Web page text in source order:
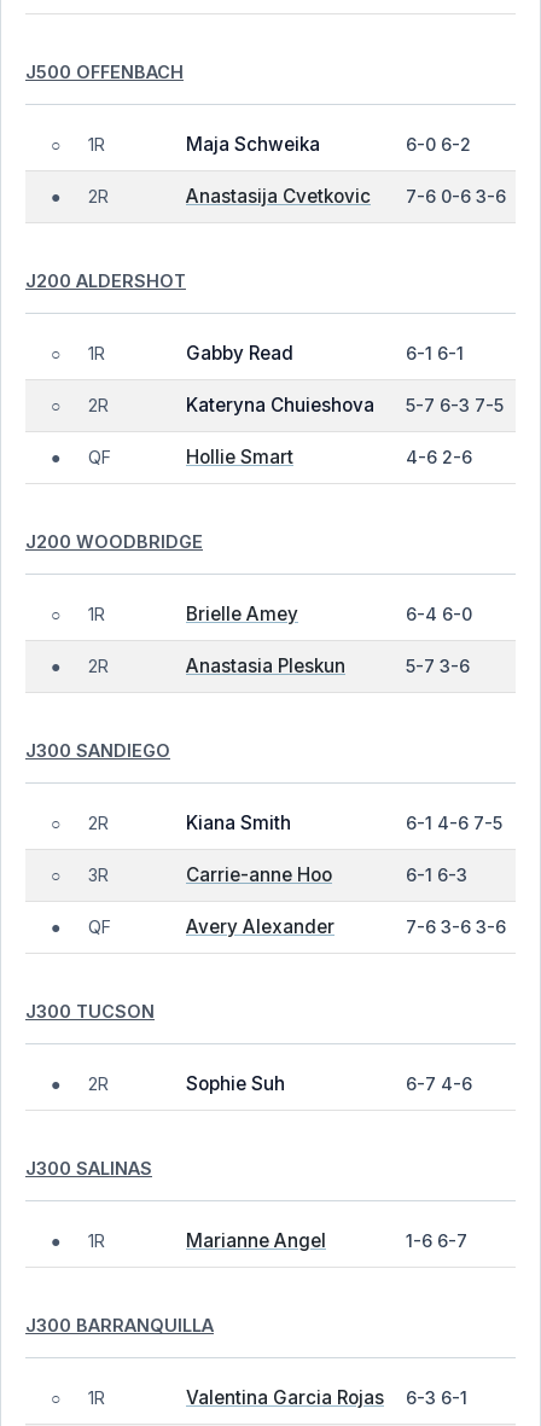
J500 OFFENBACH
○ 1R Maja Schweika 6-0 6-2
● 2R Anastasija Cvetkovic 7-6 0-6 3-6
J200 ALDERSHOT
○ 1R Gabby Read 6-1 6-1
○ 2R Kateryna Chuieshova 5-7 6-3 7-5
● QF Hollie Smart 4-6 2-6
J200 WOODBRIDGE
○ 1R Brielle Amey 6-4 6-0
● 2R Anastasia Pleskun 5-7 3-6
J300 SANDIEGO
○ 2R Kiana Smith 6-1 4-6 7-5
○ 3R Carrie-anne Hoo 6-1 6-3
● QF Avery Alexander 7-6 3-6 3-6
J300 TUCSON
● 2R Sophie Suh 6-7 4-6
J300 SALINAS
● 1R Marianne Angel 1-6 6-7
J300 BARRANQUILLA
○ 1R Valentina Garcia Rojas 6-3 6-1